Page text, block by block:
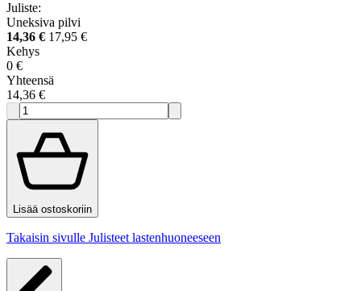
Juliste:
Uneksiva pilvi
14,36 € 17,95 €
Kehys
0 €
Yhteensä
14,36 €
Lisää ostoskoriin
Takaisin sivulle Julisteet lastenhuoneeseen